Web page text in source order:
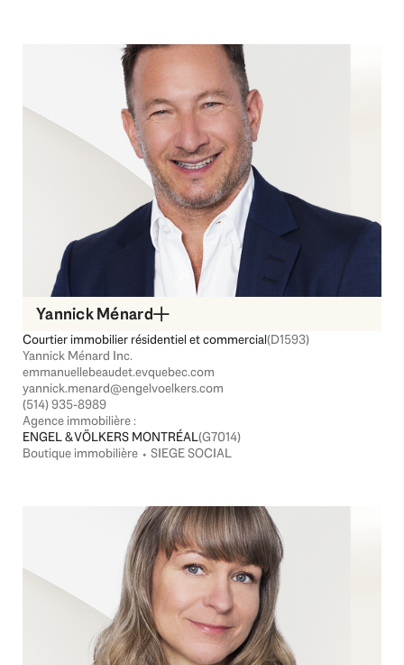
Yannick Ménard
Courtier immobilier résidentiel et commercial(D1593)
Yannick Ménard Inc.
emmanuellebeaudet.evquebec.com
yannick.menard@engelvoelkers.com
(514) 935-8989
Agence immobilière :
ENGEL & VÖLKERS MONTRÉAL(G7014)
Boutique immobilière ⬩ SIEGE SOCIAL